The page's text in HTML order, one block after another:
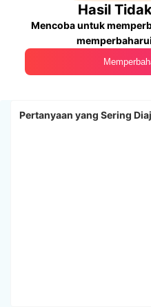
Hasil
Mencoba untuk
Pertanyaan yang Sering